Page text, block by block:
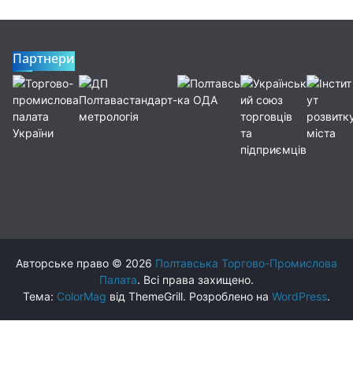
Партнери
Авторське право © 2026 Полтавська Торгово-Промислова
Палата. Всі права захищено.
Тема: ColorMag від ThemeGrill. Розроблено на WordPress.